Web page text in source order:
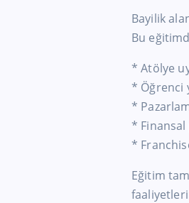
Bayilik
Bu
* Atölye
* Öğrenci
*
*
*
Eğitim